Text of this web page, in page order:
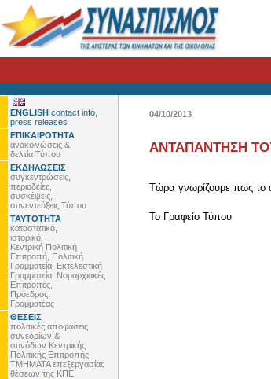
ENGLISH contact info,
press releases
ΕΠΙΚΑΙΡΟΤΗΤΑ
ανακοινώσεις &
δελτία Τύπου
ΕΚΔΗΛΩΣΕΙΣ
συγκεντρώσεις,
περιοδείες,
συσκέψεις,
συνεντεύξεις Τύπου
ΤΑΥΤΟΤΗΤΑ
καταστατικό,
ιστορικό,
Κεντρική Πολιτική
Επιτροπή, Πολιτική
Γραμματεία, Εκτελεστική
Γραμματεία, Νομαρχιακές
Επιτροπές,
Πρόεδρος,
Γραμματέας
ΘΕΣΕΙΣ
πολιτικές αποφάσεις
συνεδρίων &
συνόδων Κεντρικής
Πολιτικής Επιτροπής,
ΤΜΗΜΑΤΑ επεξεργασίας
θέσεων της ΚΠΕ
04/10/2013
ΑΝΤΑΠΑΝΤΗΣΗ
Τώρα γνωρίζουμε πως το
To Γραφείο Τύπου